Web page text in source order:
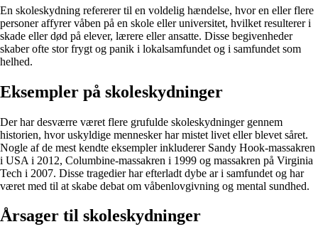
En skoleskydning refererer til en voldelig hændelse, hvor en eller flere
personer affyrer våben på en skole eller universitet, hvilket resulterer i
skade eller død på elever, lærere eller ansatte. Disse begivenheder
skaber ofte stor frygt og panik i lokalsamfundet og i samfundet som
helhed.
Eksempler på skoleskydninger
Der har desværre været flere grufulde skoleskydninger gennem
historien, hvor uskyldige mennesker har mistet livet eller blevet såret.
Nogle af de mest kendte eksempler inkluderer Sandy Hook-massakren
i USA i 2012, Columbine-massakren i 1999 og massakren på Virginia
Tech i 2007. Disse tragedier har efterladt dybe ar i samfundet og har
været med til at skabe debat om våbenlovgivning og mental sundhed.
Årsager til skoleskydninger